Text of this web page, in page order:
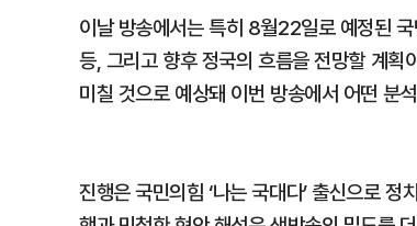
이날 방송에서는 특히 8월22일로 예정된
등, 그리고 향후 정국의 흐름을 전망할 계
미칠 것으로 예상돼 이번 방송에서 어떤 분
진행은 국민의힘 ‘나는 국대다’ 출신으로